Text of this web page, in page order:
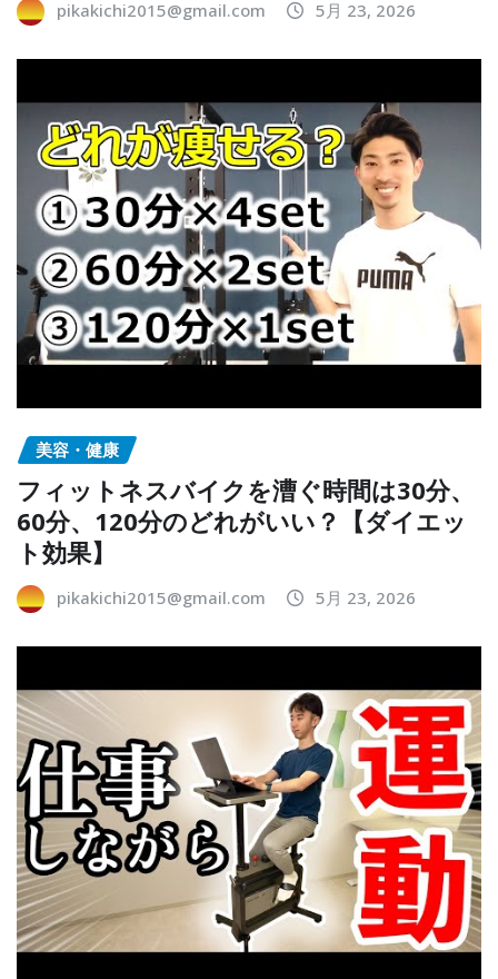
pikakichi2015@gmail.com 5月 23, 2026
美容・健康
フィットネスバイクを漕ぐ時間は30分、
60分、120分のどれがいい？【ダイエッ
ト効果】
pikakichi2015@gmail.com 5月 23, 2026